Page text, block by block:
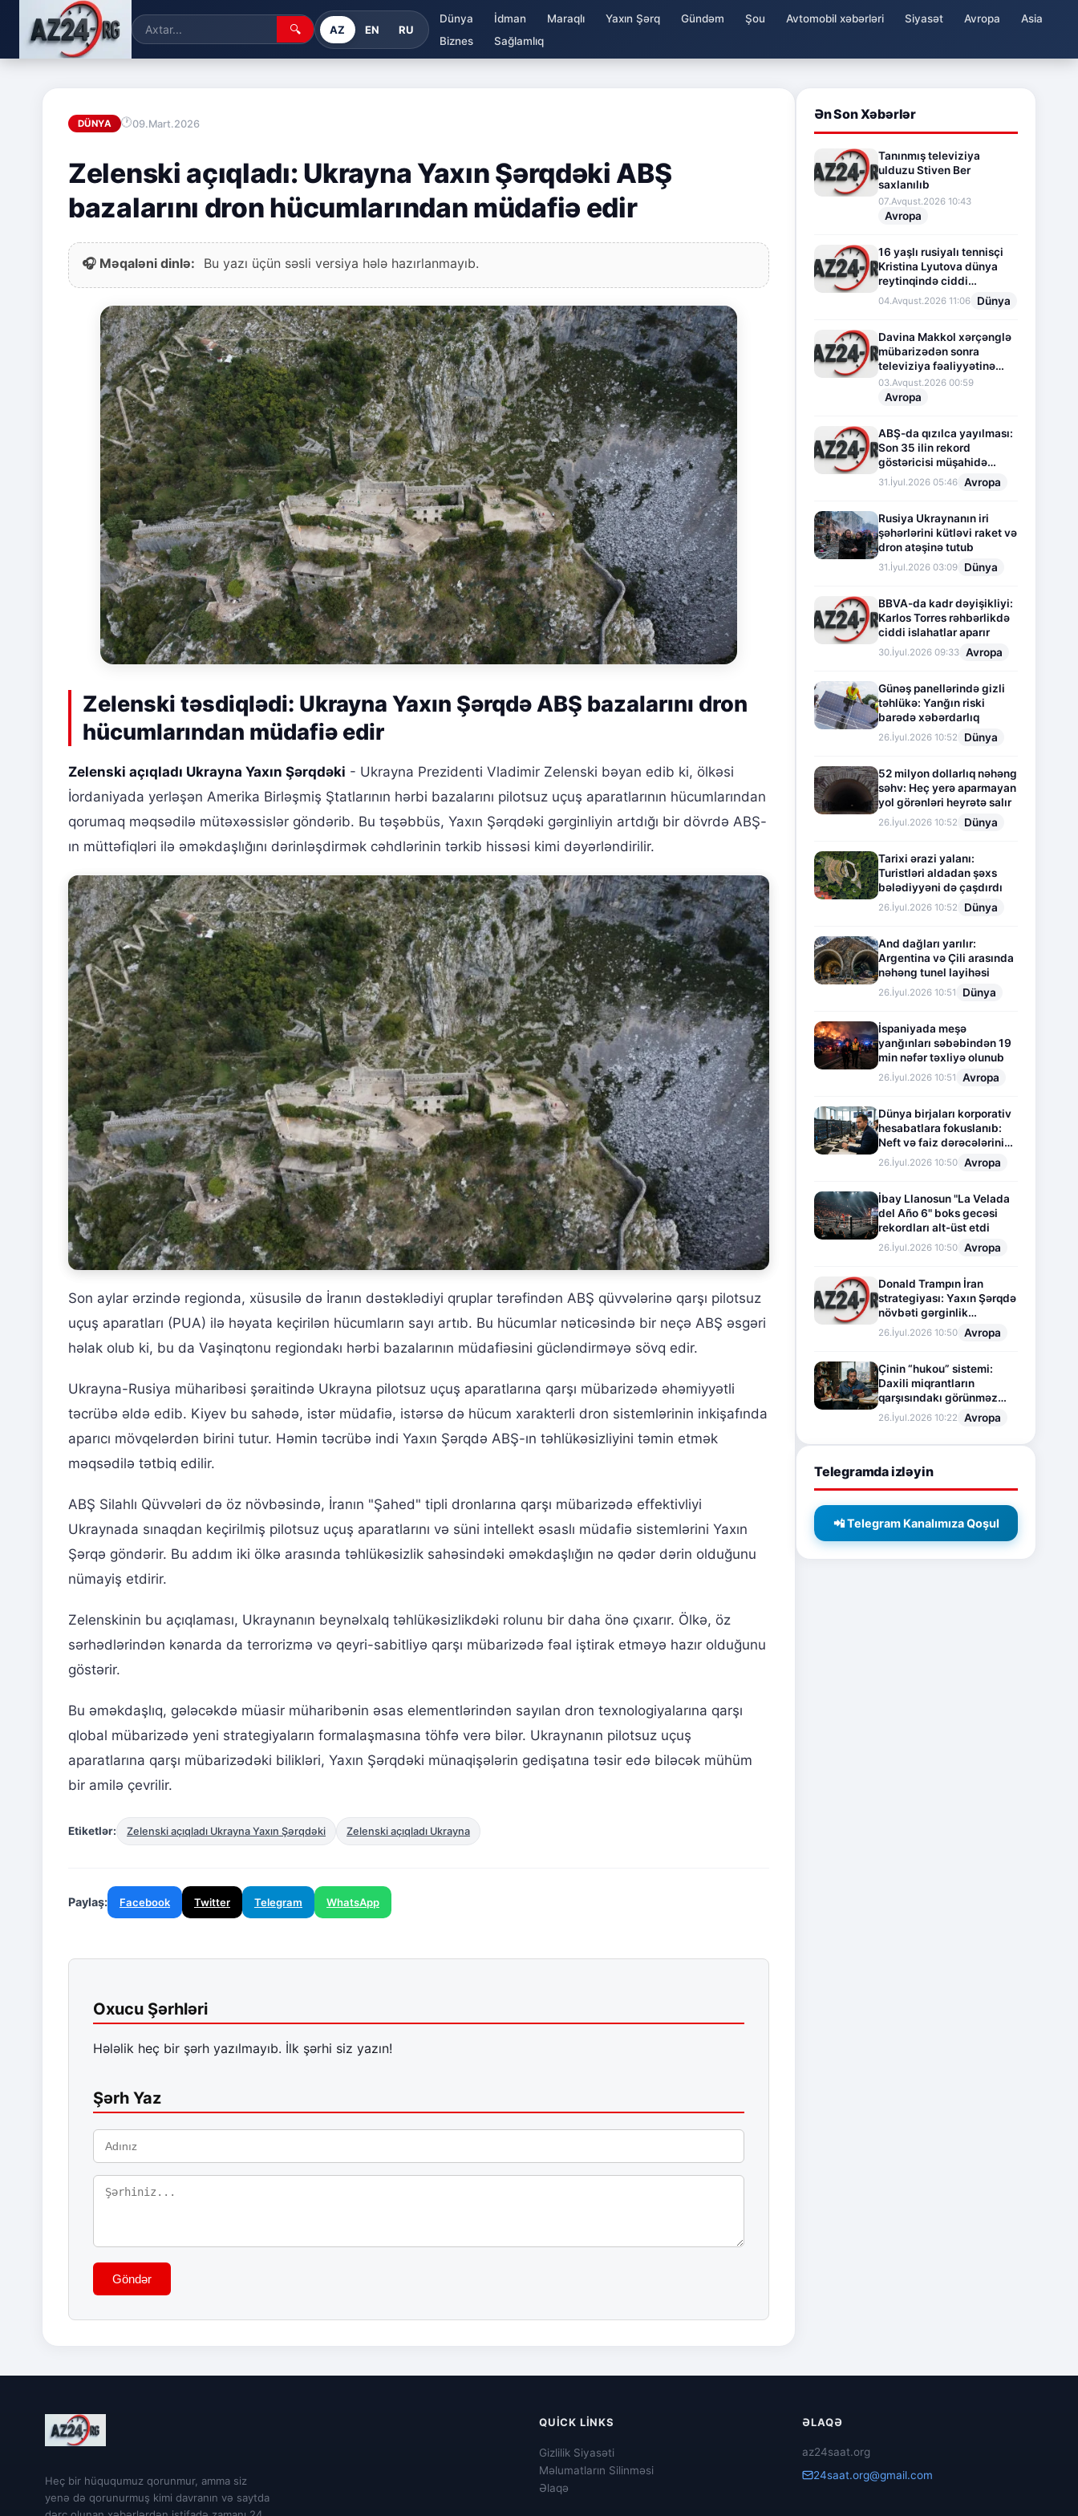
🔍 AZ EN RU
Dünya İdman Maraqlı Yaxın Şərq Gündəm Şou Avtomobil xəbərləri Siyasət Avropa
Asia
Biznes
Sağlamlıq
DÜNYA 09.Mart.2026
Zelenski açıqladı: Ukrayna Yaxın Şərqdəki ABŞ
bazalarını dron hücumlarından müdafiə edir
🎧 Məqaləni dinlə: Bu yazı üçün səsli versiya hələ hazırlanmayıb.
Zelenski təsdiqlədi: Ukrayna Yaxın Şərqdə ABŞ bazalarını dron
hücumlarından müdafiə edir
Zelenski açıqladı Ukrayna Yaxın Şərqdəki - Ukrayna Prezidenti Vladimir Zelenski bəyan edib ki, ölkəsi
İordaniyada yerləşən Amerika Birləşmiş Ştatlarının hərbi bazalarını pilotsuz uçuş aparatlarının hücumlarından
qorumaq məqsədilə mütəxəssislər göndərib. Bu təşəbbüs, Yaxın Şərqdəki gərginliyin artdığı bir dövrdə ABŞ-
ın müttəfiqləri ilə əməkdaşlığını dərinləşdirmək cəhdlərinin tərkib hissəsi kimi dəyərləndirilir.
Son aylar ərzində regionda, xüsusilə də İranın dəstəklədiyi qruplar tərəfindən ABŞ qüvvələrinə qarşı pilotsuz
uçuş aparatları (PUA) ilə həyata keçirilən hücumların sayı artıb. Bu hücumlar nəticəsində bir neçə ABŞ əsgəri
həlak olub ki, bu da Vaşinqtonu regiondakı hərbi bazalarının müdafiəsini gücləndirməyə sövq edir.
Ukrayna-Rusiya müharibəsi şəraitində Ukrayna pilotsuz uçuş aparatlarına qarşı mübarizədə əhəmiyyətli
təcrübə əldə edib. Kiyev bu sahədə, istər müdafiə, istərsə də hücum xarakterli dron sistemlərinin inkişafında
aparıcı mövqelərdən birini tutur. Həmin təcrübə indi Yaxın Şərqdə ABŞ-ın təhlükəsizliyini təmin etmək
məqsədilə tətbiq edilir.
ABŞ Silahlı Qüvvələri də öz növbəsində, İranın "Şahed" tipli dronlarına qarşı mübarizədə effektivliyi
Ukraynada sınaqdan keçirilmiş pilotsuz uçuş aparatlarını və süni intellekt əsaslı müdafiə sistemlərini Yaxın
Şərqə göndərir. Bu addım iki ölkə arasında təhlükəsizlik sahəsindəki əməkdaşlığın nə qədər dərin olduğunu
nümayiş etdirir.
Zelenskinin bu açıqlaması, Ukraynanın beynəlxalq təhlükəsizlikdəki rolunu bir daha önə çıxarır. Ölkə, öz
sərhədlərindən kənarda da terrorizmə və qeyri-sabitliyə qarşı mübarizədə fəal iştirak etməyə hazır olduğunu
göstərir.
Bu əməkdaşlıq, gələcəkdə müasir müharibənin əsas elementlərindən sayılan dron texnologiyalarına qarşı
qlobal mübarizədə yeni strategiyaların formalaşmasına töhfə verə bilər. Ukraynanın pilotsuz uçuş
aparatlarına qarşı mübarizədəki bilikləri, Yaxın Şərqdəki münaqişələrin gedişatına təsir edə biləcək mühüm
bir amilə çevrilir.
Etiketlər: Zelenski açıqladı Ukrayna Yaxın Şərqdəki Zelenski açıqladı Ukrayna
Paylaş: Facebook Twitter Telegram WhatsApp
Oxucu Şərhləri
Hələlik heç bir şərh yazılmayıb. İlk şərhi siz yazın!
Şərh Yaz
Göndər
Ən Son Xəbərlər
Tanınmış televiziya
ulduzu Stiven Ber
saxlanılıb
07.Avqust.2026 10:43
Avropa
16 yaşlı rusiyalı tennisçi
Kristina Lyutova dünya
reytinqində ciddi
irəliləyişə imza atdı
04.Avqust.2026 11:06 Dünya
Davina Makkol xərçənglə
mübarizədən sonra
televiziya fəaliyyətinə
fasilə verir
03.Avqust.2026 00:59
Avropa
ABŞ-da qızılca yayılması:
Son 35 ilin rekord
göstəricisi müşahidə
olunur
31.İyul.2026 05:46 Avropa
Rusiya Ukraynanın iri
şəhərlərini kütləvi raket və
dron atəşinə tutub
31.İyul.2026 03:09 Dünya
BBVA-da kadr dəyişikliyi:
Karlos Torres rəhbərlikdə
ciddi islahatlar aparır
30.İyul.2026 09:33 Avropa
Günəş panellərində gizli
təhlükə: Yanğın riski
barədə xəbərdarlıq
26.İyul.2026 10:52 Dünya
52 milyon dollarlıq nəhəng
səhv: Heç yerə aparmayan
yol görənləri heyrətə salır
26.İyul.2026 10:52 Dünya
Tarixi ərazi yalanı:
Turistləri aldadan şəxs
bələdiyyəni də çaşdırdı
26.İyul.2026 10:52 Dünya
And dağları yarılır:
Argentina və Çili arasında
nəhəng tunel layihəsi
26.İyul.2026 10:51 Dünya
İspaniyada meşə
yanğınları səbəbindən 19
min nəfər təxliyə olunub
26.İyul.2026 10:51 Avropa
Dünya birjaları korporativ
hesabatlara fokuslanıb:
Neft və faiz dərəcələrinin
təsiri altında cari vəziyyət
26.İyul.2026 10:50 Avropa
İbay Llanosun "La Velada
del Año 6" boks gecəsi
rekordları alt-üst etdi
26.İyul.2026 10:50 Avropa
Donald Trampın İran
strategiyası: Yaxın Şərqdə
növbəti gərginlik
mərhələsi
26.İyul.2026 10:50 Avropa
Çinin “hukou” sistemi:
Daxili miqrantların
qarşısındakı görünməz
sədd
26.İyul.2026 10:22 Avropa
Telegramda izləyin
📲 Telegram Kanalımıza Qoşul
Heç bir hüququmuz qorunmur, amma siz
yenə də qorunurmuş kimi davranın və saytda
QUICK LINKS
Gizlilik Siyasəti
Məlumatların Silinməsi
Əlaqə
ƏLAQƏ
az24saat.org
24saat.org@gmail.com